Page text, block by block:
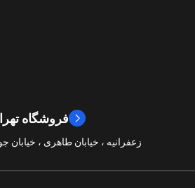
فروشگاه
زعفرانیه ، خیابان طاهری ، خیابان